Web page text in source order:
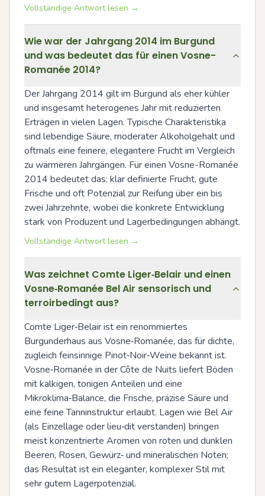
Vollständige Antwort lesen →
Wie war der Jahrgang 2014 im Burgund
und was bedeutet das für einen Vosne-
Romanée 2014?
Der Jahrgang 2014 gilt im Burgund als eher kühler
und insgesamt heterogenes Jahr mit reduzierten
Erträgen in vielen Lagen. Typische Charakteristika
sind lebendige Säure, moderater Alkoholgehalt und
oftmals eine feinere, elegantere Frucht im Vergleich
zu wärmeren Jahrgängen. Für einen Vosne-Romanée
2014 bedeutet das: klar definierte Frucht, gute
Frische und oft Potenzial zur Reifung über ein bis
zwei Jahrzehnte, wobei die konkrete Entwicklung
stark von Produzent und Lagerbedingungen abhängt.
Vollständige Antwort lesen →
Was zeichnet Comte Liger‑Belair und einen
Vosne‑Romanée Bel Air sensorisch und
terroirbedingt aus?
Comte Liger‑Belair ist ein renommiertes
Burgunderhaus aus Vosne‑Romanée, das für dichte,
zugleich feinsinnige Pinot‑Noir‑Weine bekannt ist.
Vosne‑Romanée in der Côte de Nuits liefert Böden
mit kalkigen, tonigen Anteilen und eine
Mikroklima‑Balance, die Frische, präzise Säure und
eine feine Tanninstruktur erlaubt. Lagen wie Bel Air
(als Einzellage oder lieu‑dit verstanden) bringen
meist konzentrierte Aromen von roten und dunklen
Beeren, Rosen, Gewürz‑ und mineralischen Noten;
das Resultat ist ein eleganter, komplexer Stil mit
sehr gutem Lagerpotenzial.